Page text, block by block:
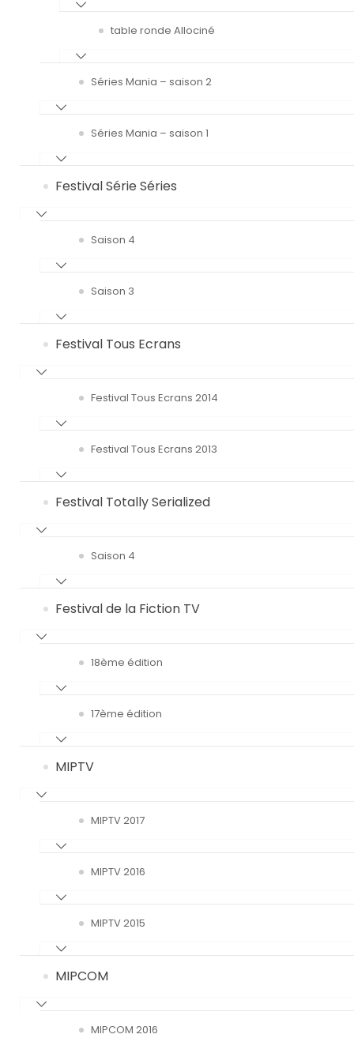
table ronde Allociné
Séries Mania – saison 2
Séries Mania – saison 1
Festival Série Séries
Saison 4
Saison 3
Festival Tous Ecrans
Festival Tous Ecrans 2014
Festival Tous Ecrans 2013
Festival Totally Serialized
Saison 4
Festival de la Fiction TV
18ème édition
17ème édition
MIPTV
MIPTV 2017
MIPTV 2016
MIPTV 2015
MIPCOM
MIPCOM 2016